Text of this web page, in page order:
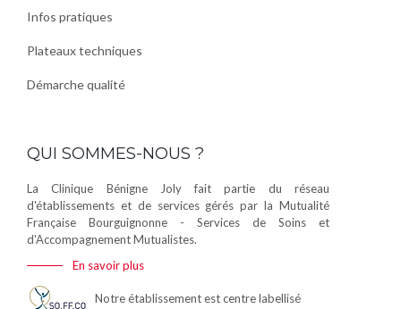
Infos pratiques
Plateaux techniques
Démarche qualité
QUI SOMMES-NOUS ?
La Clinique Bénigne Joly fait partie du réseau
d'établissements et de services gérés par la Mutualité
Française Bourguignonne - Services de Soins et
d'Accompagnement Mutualistes.
En savoir plus
Notre établissement est centre labellisé